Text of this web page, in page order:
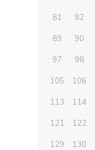
81 82
89 90
97 98
105 106
113 114
121 122
129 130